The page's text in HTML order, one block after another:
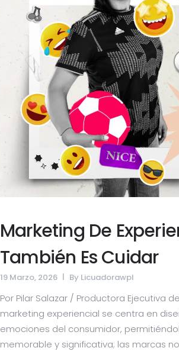
Marketing De
También Es Cuidar
19 Marzo, 2026 By Licuadorawpl
Por Pilar Salazar / Productora Ejecutiva
marketing experiencial se centra en
emociones del consumidor,
memorable y significativa; las marcas